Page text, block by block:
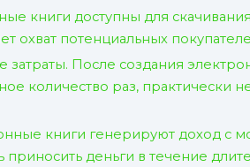
книги доступны для
охват потенциальных
После создания
количество раз, практически
книги генерируют доход с
деньги в течение